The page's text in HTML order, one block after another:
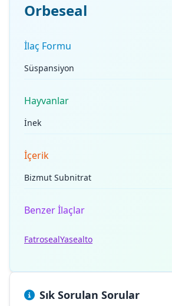
Orbeseal
İlaç Formu
Süspansiyon
Hayvanlar
İnek
İçerik
Bizmut Subnitrat
Benzer İlaçlar
FatrosealYasealto
Sık Sorulan Sorular